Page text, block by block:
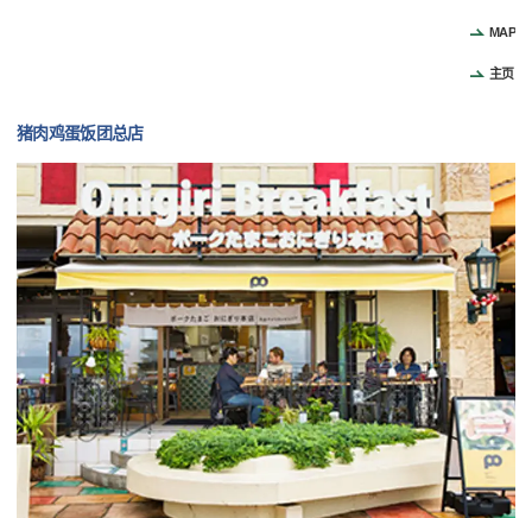
MAP
主页
猪肉鸡蛋饭团总店